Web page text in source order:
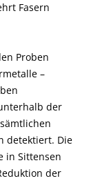
Fasern
Proben
–
der
detektiert. Die
in Sittensen
der